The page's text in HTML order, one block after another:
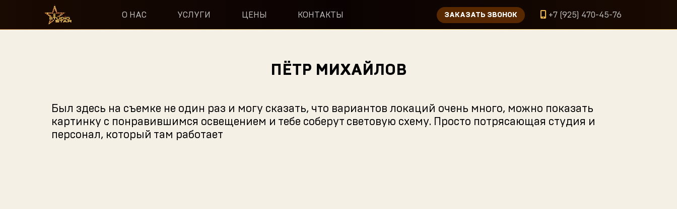
О НАС УСЛУГИ ЦЕНЫ КОНТАКТЫ ЗАКАЗАТЬ ЗВОНОК +7 (925) 470-45-76
ПЁТР МИХАЙЛОВ
Был здесь на съемке не один раз и могу сказать, что вариантов локаций очень много, можно показать
картинку с понравившимся освещением и тебе соберут световую схему. Просто потрясающая студия и
персонал, который там работает